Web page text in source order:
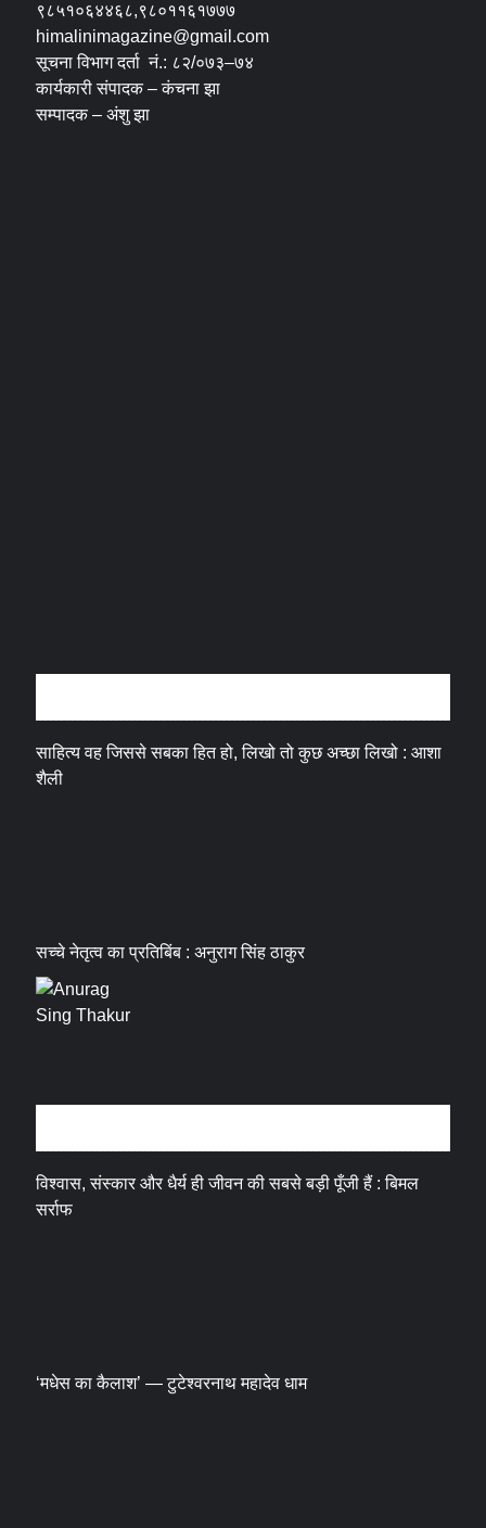
९८५१०६४४६८,९८०११६१७७७
himalinimagazine@gmail.com
सूचना विभाग दर्ता नं.: ८२/०७३–७४
कार्यकारी संपादक – कंचना झा
सम्पादक – अंशु झा
साहित्य वह जिससे सबका हित हो, लिखो तो कुछ अच्छा लिखो : आशा
शैली
सच्चे नेतृत्व का प्रतिबिंब : अनुराग सिंह ठाकुर
विश्वास, संस्कार और धैर्य ही जीवन की सबसे बड़ी पूँजी हैं : बिमल
सर्राफ
‘मधेस का कैलाश’ — टुटेश्वरनाथ महादेव धाम